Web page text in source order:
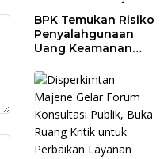
BPK Temukan Risiko
Penyalahgunaan
Uang Keamanan
Sentral Majene